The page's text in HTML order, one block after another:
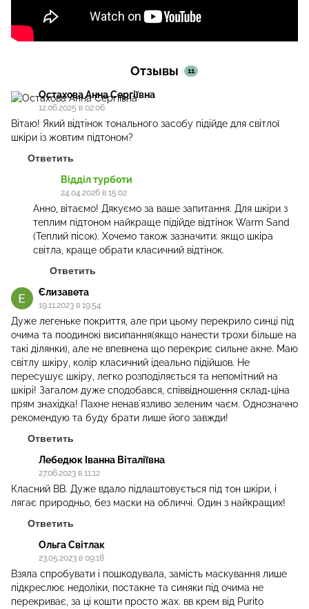
Отзывы 11
Остахова Анна Сергіївна
12.06.2025 в 02:06
Вітаю! Який відтінок тонального засобу підійде для світлої
шкіри із жовтим підтоном?
Ответить
Відділ турботи
24.04.2026 в 15:02
Анно, вітаємо! Дякуємо за ваше запитання. Для шкіри з
теплим підтоном найкраще підійде відтінок Warm Sand
(Теплий пісок). Хочемо також зазначити: якщо шкіра
світла, краще обрати класичний відтінок.
Ответить
Єлизавета
19.11.2023 в 19:54
Дуже легеньке покриття, але при цьому перекрило синці під
очима та поодинокі висипання(якщо нанести трохи більше на
такі ділянки), але не впевнена що перекриє сильне акне. Маю
світлу шкіру, колір класичний ідеально підійшов. Не
пересушує шкіру, легко розподіляється та непомітний на
шкірі! Загалом дуже сподобався, співвідношення склад-ціна
прям знахідка! Пахне ненавʼязливо зеленим чаєм. Однозначно
рекомендую та буду брати лише його завжди!
Ответить
Лебедюк Іванна Віталіївна
27.06.2023 в 11:12
Класний BB. Дуже вдало підлаштовується під тон шкіри, і
лягає природньо, без маски на обличчі. Один з найкращих!
Ответить
Ольга Світлак
23.05.2023 в 09:18
Взяла спробувати і пошкодувала, замість маскування лише
підкреслює недоліки, постакне та синяки під очима не
перекриває, за ці кошти просто жах. вв крем від Purito